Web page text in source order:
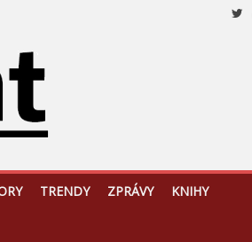
TRENDY ZPRÁVY KNIHY